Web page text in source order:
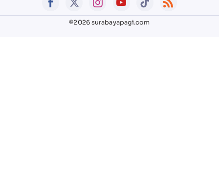
©2026 surabayapagi.com